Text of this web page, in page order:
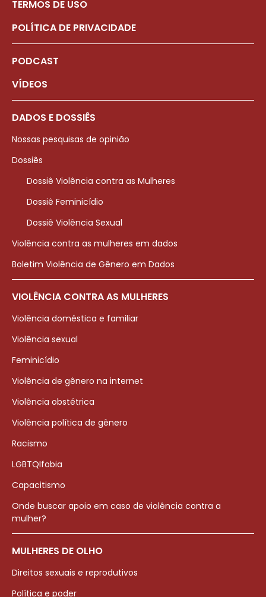
TERMOS DE USO
POLÍTICA DE PRIVACIDADE
PODCAST
VÍDEOS
DADOS E DOSSIÊS
Nossas pesquisas de opinião
Dossiês
Dossiê Violência contra as Mulheres
Dossiê Feminicídio
Dossiê Violência Sexual
Violência contra as mulheres em dados
Boletim Violência de Gênero em Dados
VIOLÊNCIA CONTRA AS MULHERES
Violência doméstica e familiar
Violência sexual
Feminicídio
Violência de gênero na internet
Violência obstétrica
Violência política de gênero
Racismo
LGBTQIfobia
Capacitismo
Onde buscar apoio em caso de violência contra a
mulher?
MULHERES DE OLHO
Direitos sexuais e reprodutivos
Política e poder